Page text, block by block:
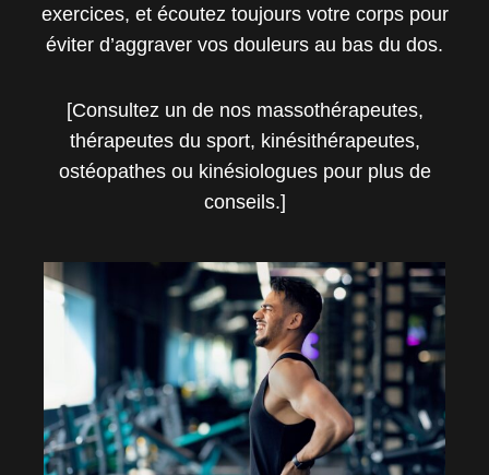
exercices, et écoutez toujours votre corps pour
éviter d’aggraver vos douleurs au bas du dos.
[Consultez un de nos massothérapeutes,
thérapeutes du sport, kinésithérapeutes,
ostéopathes ou kinésiologues pour plus de
conseils.]